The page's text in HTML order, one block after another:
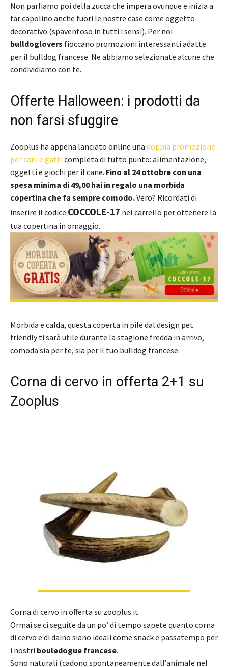
Non parliamo poi della zucca che impera ovunque e inizia a
far capolino anche fuori le nostre case come oggetto
decorativo (spaventoso in tutti i sensi). Per noi
bulldoglovers fioccano promozioni interessanti adatte
per il bulldog francese. Ne abbiamo selezionate alcune che
condividiamo con te.
Offerte Halloween: i prodotti da
non farsi sfuggire
Zooplus ha appena lanciato online una doppia promozione
per cani e gatti completa di tutto punto: alimentazione,
oggetti e giochi per il cane. Fino al 24 ottobre con una
spesa minima di 49,00 hai in regalo una morbida
copertina che fa sempre comodo.Vero? Ricordati di
inserire il codice COCCOLE-17 nel carrello per ottenere la
tua copertina in omaggio.
Morbida e calda, questa coperta in pile dal design pet
friendly ti sarà utile durante la stagione fredda in arrivo,
comoda sia per te, sia per il tuo bulldog francese.
Corna di cervo in offerta 2+1 su
Zooplus
Corna di cervo in offerta su zooplus.it
Ormai se ci seguite da un po’ di tempo sapete quanto corna
di cervo e di daino siano ideali come snack e passatempo per
i nostri bouledogue francese.
Sono naturali (cadono spontaneamente dall’animale nel